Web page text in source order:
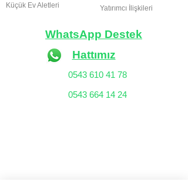
Yatırımcı İlişkileri
Küçük Ev Aletleri
WhatsApp Destek
Hattımız
0543 610 41 78
0543 664 14 24